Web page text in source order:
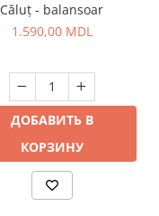
Căluț - balansoar
1.590,00 MDL
ДОБАВИТЬ В
КОРЗИНУ